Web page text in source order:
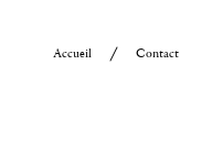
Accueil Contact